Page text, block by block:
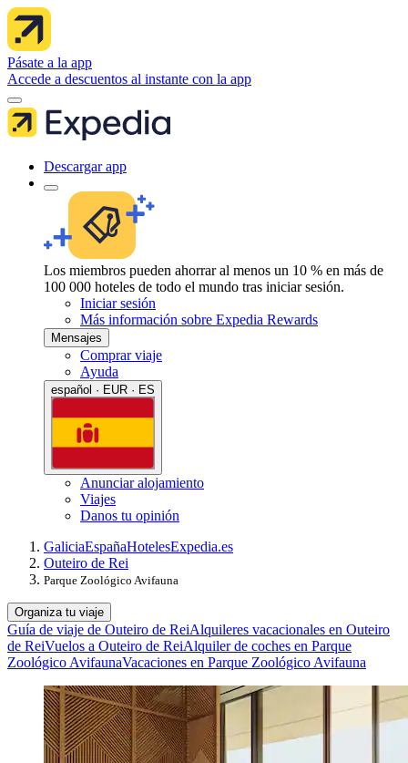
Pásate a la app
Accede a descuentos al instante con la app
Descargar app
Los miembros pueden ahorrar al menos un 10 % en más de
100 000 hoteles de todo el mundo tras iniciar sesión.
Iniciar sesión
Más información sobre Expedia Rewards
Mensajes
Comprar viaje
Ayuda
español · EUR · ES
Anunciar alojamiento
Viajes
Danos tu opinión
GaliciaEspañaHotelesExpedia.es
Outeiro de Rei
Parque Zoológico Avifauna
Organiza tu viaje
Guía de viaje de Outeiro de ReiAlquileres vacacionales en Outeiro
de ReiVuelos a Outeiro de ReiAlquiler de coches en Parque
Zoológico AvifaunaVacaciones en Parque Zoológico Avifauna